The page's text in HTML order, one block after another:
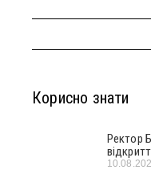
Корисно знати
Ректор